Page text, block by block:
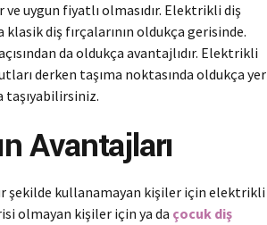
ve uygun fiyatlı olmasıdır. Elektrikli diş
diş fırçalarının oldukça gerisinde.
da oldukça avantajlıdır. Elektrikli
derken taşıma noktasında oldukça yer
taşıyabilirsiniz.
Avantajları
şekilde kullanamayan kişiler için elektrikli
olmayan kişiler için ya da çocuk diş